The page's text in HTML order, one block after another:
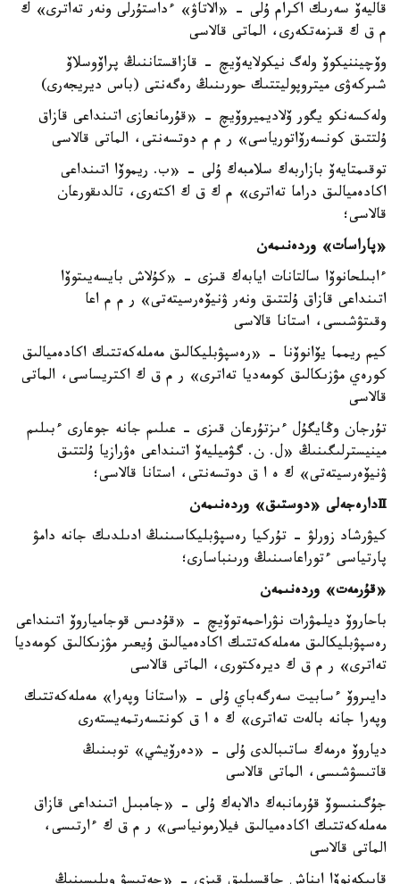
قاليەۆ سەرىك اكرام ۇلى - «الاتاۋ» ءداستۇرلى ونەر تەاترى» ك
م ق ك قىزمەتكەرى، الماتى قالاسى
وۆچيننيكوۆ ولەگ نيكولايەۆيچ - قازاقستاننىڭ پراۆوسلاۆ
شىركەۋى ميتروپوليتتىك حورىنىڭ رەگەنتى (باس ديريجەرى)
ولەكسەنكو يگور ۆلاديميروۆيچ - «قۇرمانعازى اتىنداعى قازاق
ۇلتتىق كونسەرۆاتورياسى» ر م م دوتسەنتى، الماتى قالاسى
توقىمتايەۆ بازاربەك سلامبەك ۇلى - «ب. ريموۆا اتىنداعى
اكادەميالىق دراما تەاترى» م ك ق ك اكتەرى، تالدىقورعان
قالاسى؛
«پاراسات» وردەنىمەن
ءابىلحانوۆا سالتانات ايابەك قىزى - «كۇلاش بايسەيىتوۆا
اتىنداعى قازاق ۇلتتىق ونەر ۋنيۆەرسيتەتى» ر م م اعا
وقىتۋشىسى، استانا قالاسى
كيم ريمما يۆانوۆنا - «رەسپۋبليكالىق مەملەكەتتىك اكادەميالىق
كورەي مۋزىكالىق كومەديا تەاترى» ر م ق ك اكتريساسى، الماتى
قالاسى
تۇرجان وڭايگۇل ءىزتۇرعان قىزى - عىلىم جانە جوعارى ءبىلىم
مينيسترلىگىنىڭ «ل. ن. گۋميليەۆ اتىنداعى ەۋرازيا ۇلتتىق
ۋنيۆەرسيتەتى» ك ە ا ق دوتسەنتى، استانا قالاسى؛
Ⅱدارەجەلى «دوستىق» وردەنىمەن
كيۋرشاد زورلۋ - تۇركيا رەسپۋبليكاسىنىڭ ادىلدىك جانە دامۋ
پارتياسى ءتوراعاسىنىڭ ورىنباسارى؛
«قۇرمەت» وردەنىمەن
باحاروۆ ديلمۋرات نۋراحمەتوۆيچ - «قۇدىس قوجامياروۆ اتىنداعى
رەسپۋبليكالىق مەملەكەتتىك اكادەميالىق ۇيعىر مۋزىكالىق كومەديا
تەاترى» ر م ق ك ديرەكتورى، الماتى قالاسى
دايىروۆ ءسابيت سەرگەباي ۇلى - «استانا وپەرا» مەملەكەتتىك
وپەرا جانە بالەت تەاترى» ك ە ا ق كونتسەرتمەيستەرى
دياروۆ ەرمەك ساتىبالدى ۇلى - «دەرۆيشي» توبىنىڭ
قاتىسۋشىسى، الماتى قالاسى
جۇگىنىسوۆ قۇرمانبەك دالابەك ۇلى - «جامبىل اتىنداعى قازاق
مەملەكەتتىك اكادەميالىق فيلارمونياسى» ر م ق ك ءارتىسى،
الماتى قالاسى